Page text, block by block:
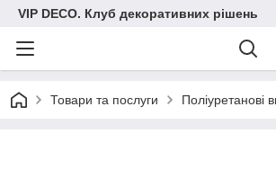
VIP DECO. Клуб декоративних рішень
Товари та послуги Поліуретанові